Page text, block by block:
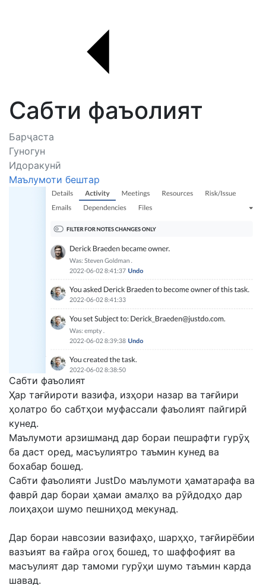
Сабти фаъолият
Барҷаста
Гуногун
Идоракунӣ
Маълумоти бештар
Сабти фаъолият
Ҳар тағйироти вазифа, изҳори назар ва тағйири
ҳолатро бо сабтҳои муфассали фаъолият пайгирӣ
кунед.
Маълумоти арзишманд дар бораи пешрафти гурӯҳ
ба даст оред, масъулиятро таъмин кунед ва
бохабар бошед.
Сабти фаъолияти JustDo маълумоти ҳаматарафа ва
фаврӣ дар бораи ҳамаи амалҳо ва рӯйдодҳо дар
лоиҳаҳои шумо пешниҳод мекунад.
Дар бораи навсозии вазифаҳо, шарҳҳо, тағйирёбии
вазъият ва ғайра огоҳ бошед, то шаффофият ва
масъулият дар тамоми гурӯҳи шумо таъмин карда
шавад.